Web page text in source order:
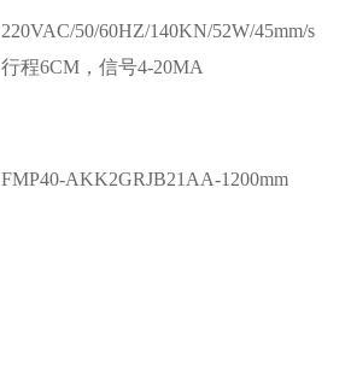
220VAC/50/60HZ/140KN/52W/45mm/s
行程6CM，信号4-20MA
FMP40-AKK2GRJB21AA-1200mm